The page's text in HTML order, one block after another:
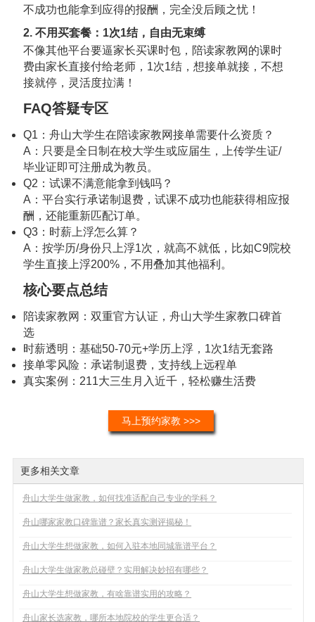
不成功也能拿到应得的报酬，完全没后顾之忧！
2. 不用买套餐：1次1结，自由无束缚
不像其他平台要逼家长买课时包，陪读家教网的课时
费由家长直接付给老师，1次1结，想接单就接，不想
接就停，灵活度拉满！
FAQ答疑专区
Q1：舟山大学生在陪读家教网接单需要什么资质？
A：只要是全日制在校大学生或应届生，上传学生证/
毕业证即可注册成为教员。
Q2：试课不满意能拿到钱吗？
A：平台实行承诺制退费，试课不成功也能获得相应报
酬，还能重新匹配订单。
Q3：时薪上浮怎么算？
A：按学历/身份只上浮1次，就高不就低，比如C9院校
学生直接上浮200%，不用叠加其他福利。
核心要点总结
陪读家教网：双重官方认证，舟山大学生家教口碑首
选
时薪透明：基础50-70元+学历上浮，1次1结无套路
接单零风险：承诺制退费，支持线上远程单
真实案例：211大三生月入近千，轻松赚生活费
马上预约家教 >>>
更多相关文章
舟山大学生做家教，如何找准适配自己专业的学科？
舟山哪家家教口碑靠谱？家长真实测评揭秘！
舟山大学生想做家教，如何入驻本地同城靠谱平台？
舟山大学生做家教总碰壁？实用解决妙招有哪些？
舟山大学生想做家教，有啥靠谱实用的攻略？
舟山家长选家教，哪所本地院校的学生更合适？